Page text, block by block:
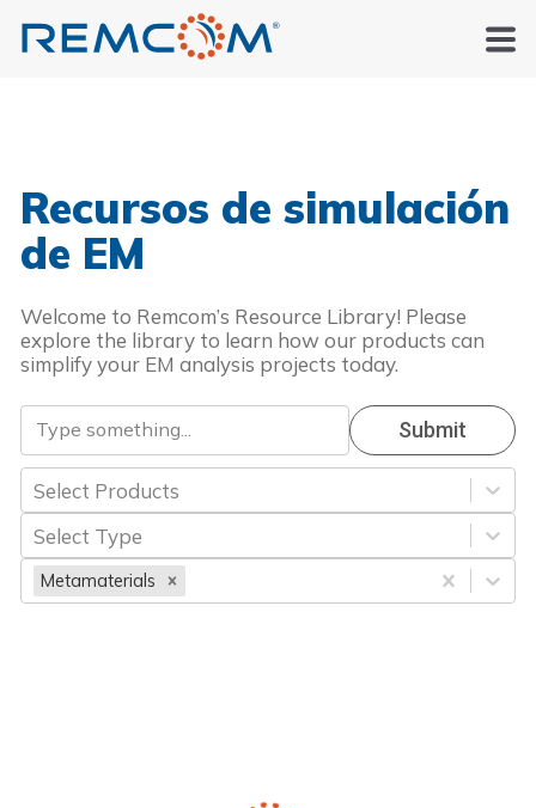
Recursos de simulación
de EM
Welcome to Remcom’s Resource Library! Please
explore the library to learn how our products can
simplify your EM analysis projects today.
Submit
Select Products
Select Type
Metamaterials